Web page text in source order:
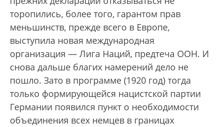
торопились, более того, гарантом прав
меньшинств, прежде всего в Европе,
выступила новая международная
организация — Лига Наций, предтеча ООН. И
снова дальше благих намерений дело не
пошло. Зато в программе (1920 год) тогда
только формирующейся нацистской партии
Германии появился пункт о необходимости
объединения всех немцев в границах